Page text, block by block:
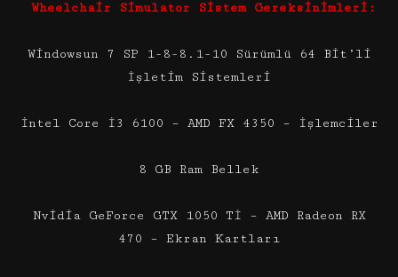
Wheelchair Simulator Sistem Gereksinimleri:
Windowsun 7 SP 1-8-8.1-10 Sürümlü 64 Bit’li
İşletim Sistemleri
İntel Core İ3 6100 – AMD FX 4350 – İşlemciler
8 GB Ram Bellek
Nvidia GeForce GTX 1050 Tİ – AMD Radeon RX
470 – Ekran Kartları